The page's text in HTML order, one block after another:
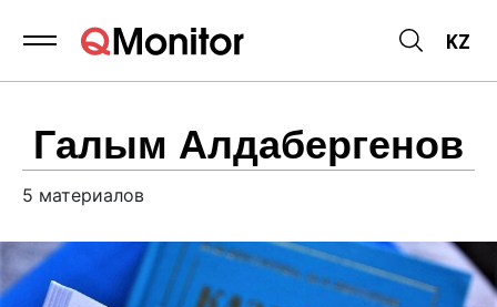
KZ
5 материалов